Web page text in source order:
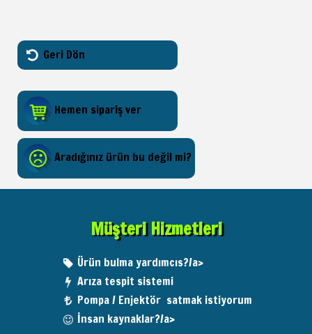
Geri Dön
Hemen sipariş ver
Aradığınız ürün bu değil mi?
Müşteri Hizmetleri
Ürün bulma yardımcıs?/a>
Arıza tespit sistemi
Pompa / Enjektör satmak istiyorum
İnsan kaynaklar?/a>